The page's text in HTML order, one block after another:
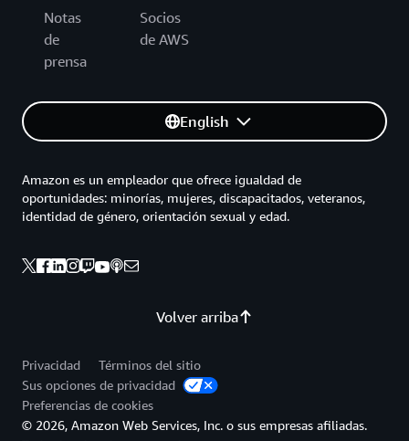
Notas
de
prensa
Socios
de AWS
English
Volver arriba
Amazon es un empleador que ofrece igualdad de
oportunidades: minorías, mujeres, discapacitados, veteranos,
identidad de género, orientación sexual y edad.
Privacidad
Términos del sitio
Sus opciones de privacidad
Preferencias de cookies
© 2026, Amazon Web Services, Inc. o sus empresas afiliadas.